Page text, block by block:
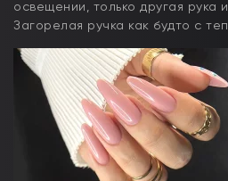
освещении, только другая рука
Загорелая ручка как будто с